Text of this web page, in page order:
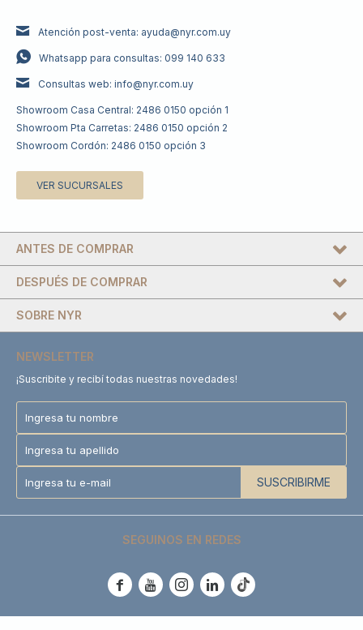
Atención post-venta: ayuda@nyr.com.uy
Whatsapp para consultas: 099 140 633
Consultas web: info@nyr.com.uy
Showroom Casa Central: 2486 0150 opción 1
Showroom Pta Carretas: 2486 0150 opción 2
Showroom Cordón: 2486 0150 opción 3
VER SUCURSALES
DESPUÉS DE COMPRAR
SOBRE NYR
ANTES DE COMPRAR
NEWSLETTER
¡Suscribite y recibí todas nuestras novedades!
SUSCRIBIRME
SEGUINOS EN REDES
    